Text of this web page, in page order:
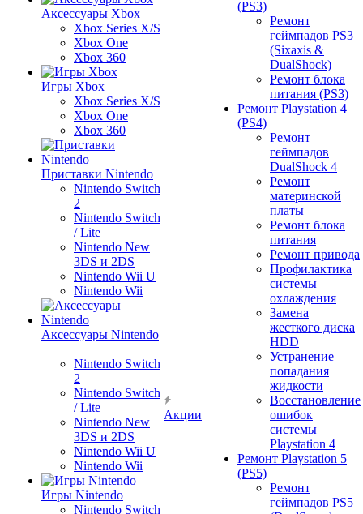
Аксессуары Xbox
Xbox Series X/S
Xbox One
Xbox 360
Игры Xbox
Xbox Series X/S
Xbox One
Xbox 360
Приставки Nintendo
Nintendo Switch
2
Nintendo Switch
/ Lite
Nintendo New
3DS и 2DS
Nintendo Wii U
Nintendo Wii
Аксессуары Nintendo
Nintendo Switch
2
Nintendo Switch
/ Lite
Nintendo New
3DS и 2DS
Nintendo Wii U
Nintendo Wii
Игры Nintendo
Nintendo Switch
Акции
(PS3)
Ремонт
геймпадов PS3
(Sixaxis &
DualShock)
Ремонт блока
питания (PS3)
Ремонт Playstation 4
(PS4)
Ремонт
геймпадов
DualShock 4
Ремонт
материнской
платы
Ремонт блока
питания
Ремонт привода
Профилактика
системы
охлаждения
Замена
жесткого диска
HDD
Устранение
попадания
жидкости
Восстановление
ошибок
системы
Playstation 4
Ремонт Playstation 5
(PS5)
Ремонт
геймпадов PS5